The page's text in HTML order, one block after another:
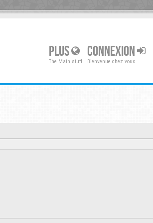
PLUS
The Main stuff
CONNEXION
Bienvenue chez vous